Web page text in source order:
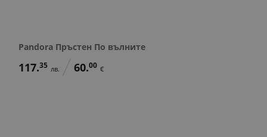
Pandora Пръстен По вълните
117.35 лв. 60.00 €